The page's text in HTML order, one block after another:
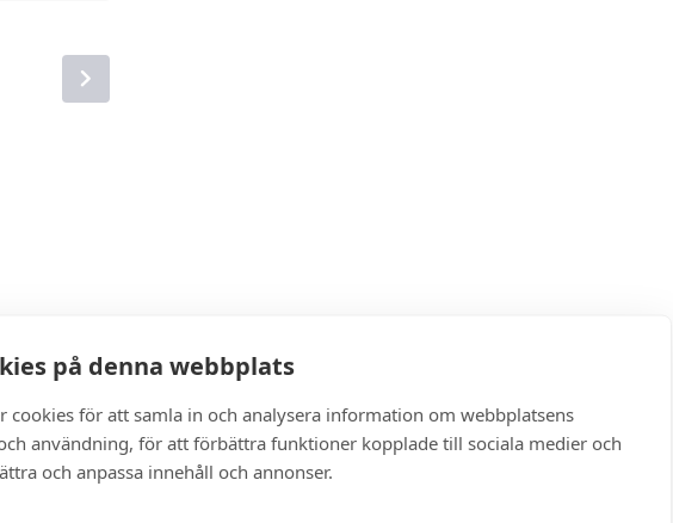
på denna webbplats
cookies för att samla in och analysera information om webbplatsens
användning, för att förbättra funktioner kopplade till sociala medier och
och anpassa innehåll och annonser.